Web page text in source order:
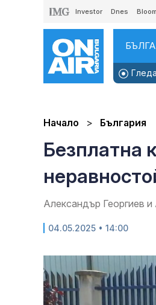
Investor Dnes
Начало България
Безплатна
Александър Георгиев
04.05.2025 • 14:00